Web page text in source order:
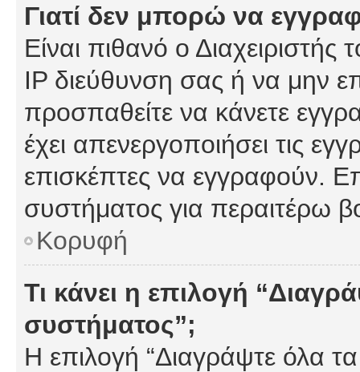
Γιατί δεν μπορώ να
Είναι πιθανό ο
IP διεύθυνση σας ή να μην
προσπαθείτε να κάνετε
έχει απενεργοποιήσει τις
επισκέπτες να εγγραφούν.
συστήματος για περαιτέρω
Κορυφή
Τι κάνει η επιλογή
συστήματος”;
Η επιλογή “Διαγράψτε όλα